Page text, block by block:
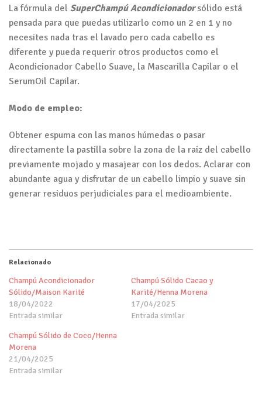
La fórmula del SuperChampú Acondicionadorsólido está
pensada para que puedas utilizarlo como un 2 en 1 y no
necesites nada tras el lavado pero cada cabello es
diferente y pueda requerir otros productos como el
Acondicionador Cabello Suave, la Mascarilla Capilar o el
SerumOil Capilar.
Modo de empleo:
Obtener espuma con las manos húmedas o pasar
directamente la pastilla sobre la zona de la raiz del cabello
previamente mojado y masajear con los dedos. Aclarar con
abundante agua y disfrutar de un cabello limpio y suave sin
generar residuos perjudiciales para el medioambiente.
Relacionado
Champú Acondicionador
Sólido/Maison Karité
18/04/2022
Entrada similar
Champú Sólido Cacao y
Karité/Henna Morena
17/04/2025
Entrada similar
Champú Sólido de Coco/Henna
Morena
21/04/2025
Entrada similar